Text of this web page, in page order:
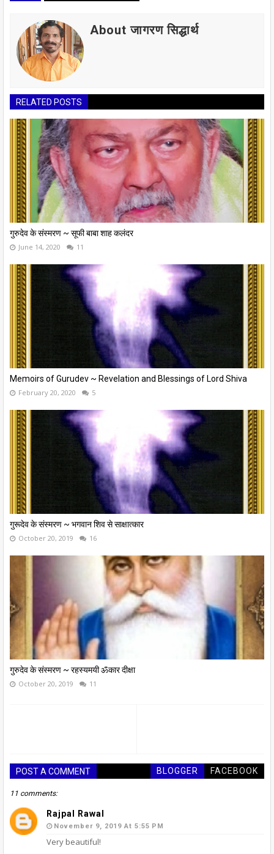
About जागरण सिद्धार्थ
RELATED POSTS
गुरुदेव के संस्मरण ~ सूफी बाबा शाह कलंदर
June 14, 2020 11
Memoirs of Gurudev ~ Revelation and Blessings of Lord Shiva
February 20, 2020 5
गुरूदेव के संस्मरण ~ भगवान शिव से साक्षात्कार
October 20, 2019 16
गुरुदेव के संस्मरण ~ रहस्यमयी ॐकार दीक्षा
October 20, 2019 11
POST A COMMENT BLOGGER FACEBOOK
11 comments:
Rajpal Rawal
November 9, 2019 At 5:55 PM
Very beautiful!